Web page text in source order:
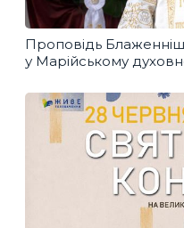
Проповідь
у Марійському